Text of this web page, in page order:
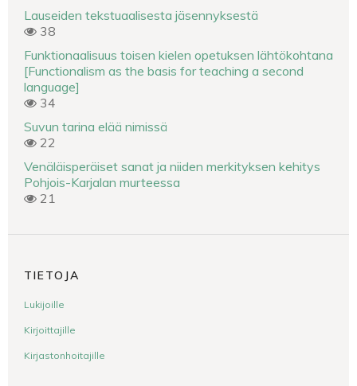
Lauseiden tekstuaalisesta jäsennyksestä
38
Funktionaalisuus toisen kielen opetuksen lähtökohtana
[Functionalism as the basis for teaching a second
language]
34
Suvun tarina elää nimissä
22
Venäläisperäiset sanat ja niiden merkityksen kehitys
Pohjois-Karjalan murteessa
21
TIETOJA
Lukijoille
Kirjoittajille
Kirjastonhoitajille